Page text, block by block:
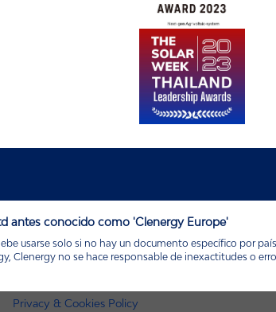
antes conocido como 'Clenergy Europe'
usarse solo si no hay un documento específico por
Clenergy no se hace responsable de inexactitudes o
Privacy & Cookies Policy